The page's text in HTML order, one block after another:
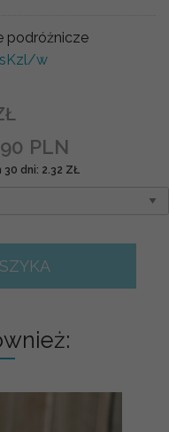
podróżnicze
w
PLN
dni: 2.32 ZŁ